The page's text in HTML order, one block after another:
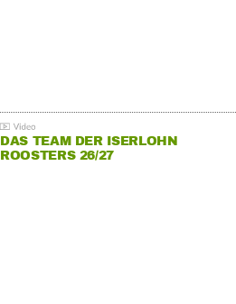
DAS TEAM DER ISERLOHN
ROOSTERS 26/27